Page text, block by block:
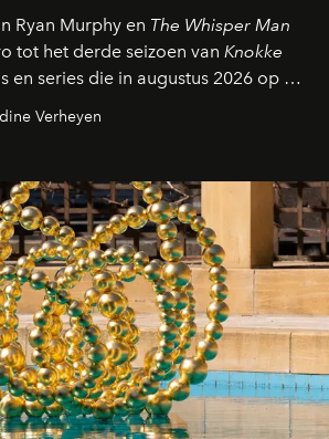
Ryan Murphy en The Whisper Man
tot het derde seizoen van Knokke
en series die in augustus 2026 op de
verschijnen.
Verheyen